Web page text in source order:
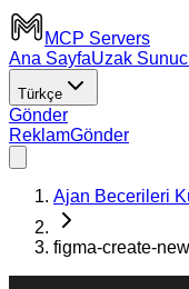
MCP Servers
Ana SayfaUzak
Türkçe
Gönder
ReklamGönder
Ajan Becerileri
figma-create-